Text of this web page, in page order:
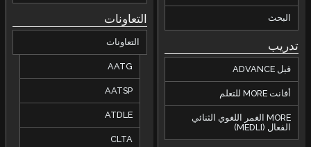
البحث
تدريب
قبل ADVANCE
أفانت MORE للتعلم
MORE الغمر اللغوي الثنائي
الفعال (MEDLI)
التعاونات
التعاونات
AATG
AATSP
ATDLE
CLTA